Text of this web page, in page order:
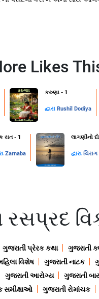
Likes
કરુણા - 1
દ્વારા Rushil Dodiya
રાત - 1
Zarnaba
લાગણીનો
દ્વારા
રસપ્રદ
ગુજરાતી પ્રેરક કથા ગુજરાતી
વિશેષ ગુજરાતી નાટક
ગુજરાતી આરોગ્ય ગુજરાતી
સમીક્ષાઓ ગુજરાતી રોમાંચક